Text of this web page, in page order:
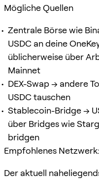
Mögliche Quellen
Zentrale Börse wie
USDC an deine
üblicherweise über
Mainnet
DEX-Swap → andere
USDC tauschen
Stablecoin-Bridge →
über Bridges wie
bridgen
Empfohlenes
Der aktuell